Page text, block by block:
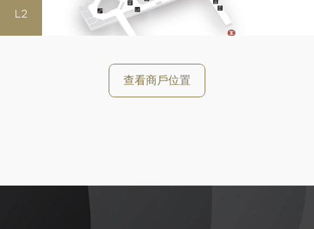
L2
查看商戶位置
好